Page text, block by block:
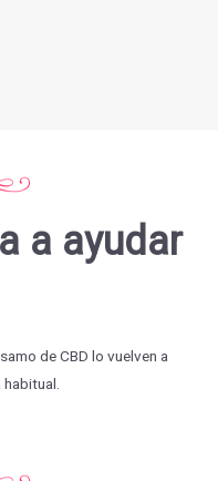
a ayudar
de CBD lo vuelven a